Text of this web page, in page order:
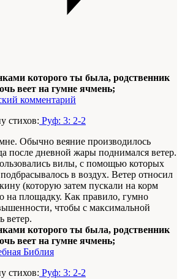
которого ты была, родственник
веет на гумне ячмень;
комментарий
стихов: Руф: 3: 2-2
Обычно веяние производилось
после дневной жары поднимался ветер.
вилы, с помощью которых
в воздух. Ветер относил
(которую затем пускали на корм
на площадку. Как правило, гумно
чтобы с максимальной
ветер.
которого ты была, родственник
веет на гумне ячмень;
Библия
стихов: Руф: 3: 2-2